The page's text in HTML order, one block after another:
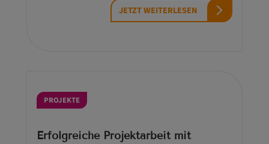
JETZT WEITERLESEN
PROJEKTE
Erfolgreiche Projektarbeit mit